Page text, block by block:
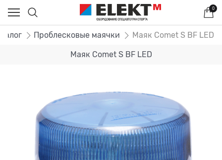
0
Проблесковые маячки Маяк Comet S BF LED
Маяк Comet S BF LED